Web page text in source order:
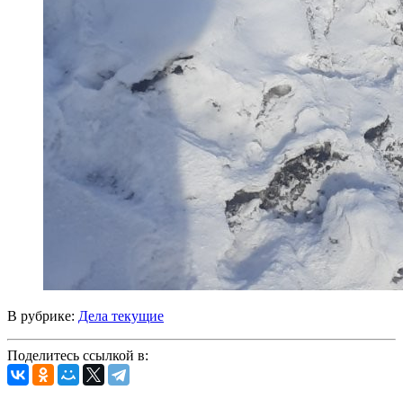
В рубрике: Дела текущие
Поделитесь ссылкой в: